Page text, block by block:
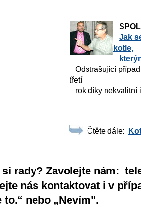
Jak
kotle,
Odstrašující
třetí
rok díky nekvalitní
Čtěte dále:
si rady? Zavolejte nám:
nás kontaktovat i v
to.“ nebo „Nevím".